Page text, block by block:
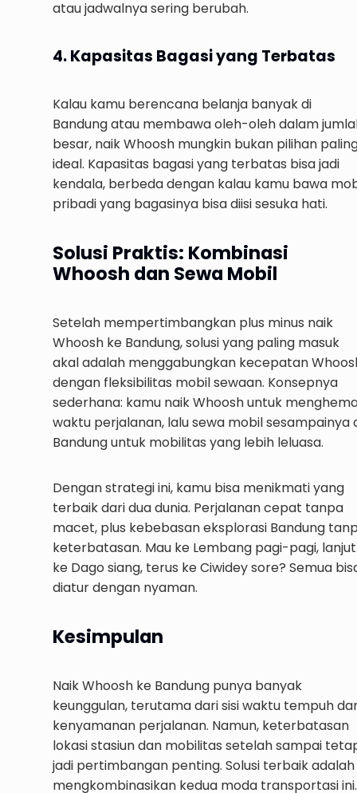
atau jadwalnya sering berubah.
4. Kapasitas Bagasi yang Terbatas
Kalau kamu berencana belanja banyak di
Bandung atau membawa oleh-oleh dalam
besar, naik Whoosh mungkin bukan pilihan
ideal. Kapasitas bagasi yang terbatas bisa jadi
kendala, berbeda dengan kalau kamu bawa
pribadi yang bagasinya bisa diisi sesuka hati.
Solusi Praktis: Kombinasi
Whoosh dan Sewa Mobil
Setelah mempertimbangkan plus minus naik
Whoosh ke Bandung, solusi yang paling masuk
akal adalah menggabungkan kecepatan
dengan fleksibilitas mobil sewaan. Konsepnya
sederhana: kamu naik Whoosh untuk
waktu perjalanan, lalu sewa mobil sesampainya
Bandung untuk mobilitas yang lebih leluasa.
Dengan strategi ini, kamu bisa menikmati yang
terbaik dari dua dunia. Perjalanan cepat tanpa
macet, plus kebebasan eksplorasi Bandung
keterbatasan. Mau ke Lembang pagi-pagi, lanjut
ke Dago siang, terus ke Ciwidey sore? Semua
diatur dengan nyaman.
Kesimpulan
Naik Whoosh ke Bandung punya banyak
keunggulan, terutama dari sisi waktu tempuh
kenyamanan perjalanan. Namun, keterbatasan
lokasi stasiun dan mobilitas setelah sampai
jadi pertimbangan penting. Solusi terbaik adalah
mengkombinasikan kedua moda transportasi ini.